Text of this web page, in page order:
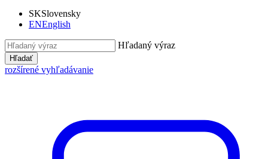
SKSlovensky
ENEnglish
Hľadaný výraz
Hľadať
rozšírené vyhľadávanie